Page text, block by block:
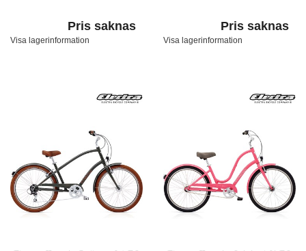
Pris saknas
Visa lagerinformation
Pris saknas
Visa lagerinformation